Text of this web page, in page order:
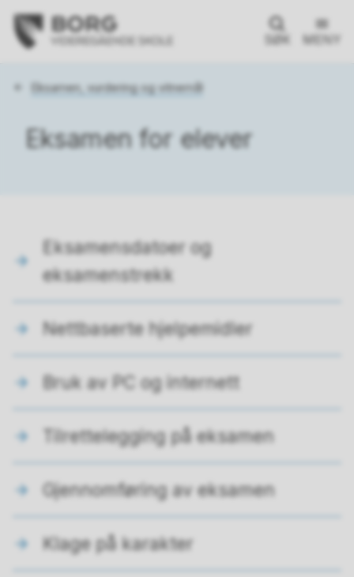
SØK MENY
Du
Eksamen, vurdering og vitnemål
Eksamen for elever
Eksamensdatoer og
eksamenstrekk
Nettbaserte hjelpemidler
Bruk av PC og internett
Tilrettelegging på eksamen
Gjennomføring av eksamen
Klage på karakter